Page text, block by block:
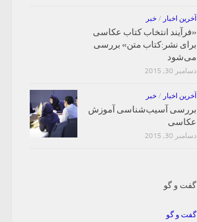
آخرین اخبار / خبر
«فرآیند انتخاب کتاب‌ عکاسی
برای نشر:کتاب متن» بررسی
می‌شود
دسامبر 30, 2015
آخرین اخبار / خبر
بررسی آسیب‌شناسی آموزش
عکاسی
دسامبر 30, 2015
گفت و گو
گفت و گو